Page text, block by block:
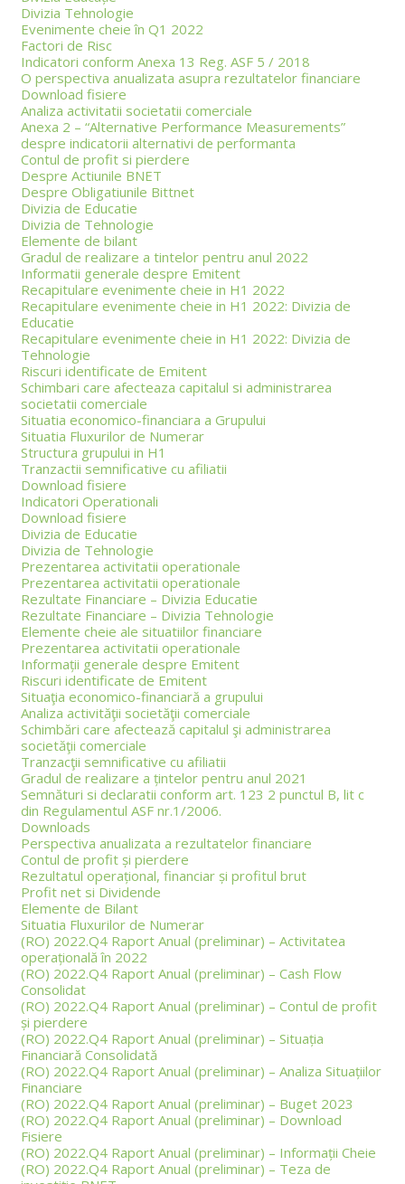
Divizia Tehnologie
Evenimente cheie în Q1 2022
Factori de Risc
Indicatori conform Anexa 13 Reg. ASF 5 / 2018
O perspectiva anualizata asupra rezultatelor financiare
Download fisiere
Analiza activitatii societatii comerciale
Anexa 2 – “Alternative Performance Measurements”
despre indicatorii alternativi de performanta
Contul de profit si pierdere
Despre Actiunile BNET
Despre Obligatiunile Bittnet
Divizia de Educatie
Divizia de Tehnologie
Elemente de bilant
Gradul de realizare a tintelor pentru anul 2022
Informatii generale despre Emitent
Recapitulare evenimente cheie in H1 2022
Recapitulare evenimente cheie in H1 2022: Divizia de
Educatie
Recapitulare evenimente cheie in H1 2022: Divizia de
Tehnologie
Riscuri identificate de Emitent
Schimbari care afecteaza capitalul si administrarea
societatii comerciale
Situatia economico-financiara a Grupului
Situatia Fluxurilor de Numerar
Structura grupului in H1
Tranzactii semnificative cu afiliatii
Download fisiere
Indicatori Operationali
Download fisiere
Divizia de Educatie
Divizia de Tehnologie
Prezentarea activitatii operationale
Prezentarea activitatii operationale
Rezultate Financiare – Divizia Educatie
Rezultate Financiare – Divizia Tehnologie
Elemente cheie ale situatiilor financiare
Prezentarea activitatii operationale
Informații generale despre Emitent
Riscuri identificate de Emitent
Situaţia economico-financiară a grupului
Analiza activităţii societăţii comerciale
Schimbări care afectează capitalul şi administrarea
societăţii comerciale
Tranzacţii semnificative cu afiliatii
Gradul de realizare a țintelor pentru anul 2021
Semnături si declaratii conform art. 123 2 punctul B, lit c
din Regulamentul ASF nr.1/2006.
Downloads
Perspectiva anualizata a rezultatelor financiare
Contul de profit și pierdere
Rezultatul operațional, financiar și profitul brut
Profit net si Dividende
Elemente de Bilant
Situatia Fluxurilor de Numerar
(RO) 2022.Q4 Raport Anual (preliminar) – Activitatea
operațională în 2022
(RO) 2022.Q4 Raport Anual (preliminar) – Cash Flow
Consolidat
(RO) 2022.Q4 Raport Anual (preliminar) – Contul de profit
și pierdere
(RO) 2022.Q4 Raport Anual (preliminar) – Situația
Financiară Consolidată
(RO) 2022.Q4 Raport Anual (preliminar) – Analiza Situațiilor
Financiare
(RO) 2022.Q4 Raport Anual (preliminar) – Buget 2023
(RO) 2022.Q4 Raport Anual (preliminar) – Download
Fisiere
(RO) 2022.Q4 Raport Anual (preliminar) – Informații Cheie
(RO) 2022.Q4 Raport Anual (preliminar) – Teza de